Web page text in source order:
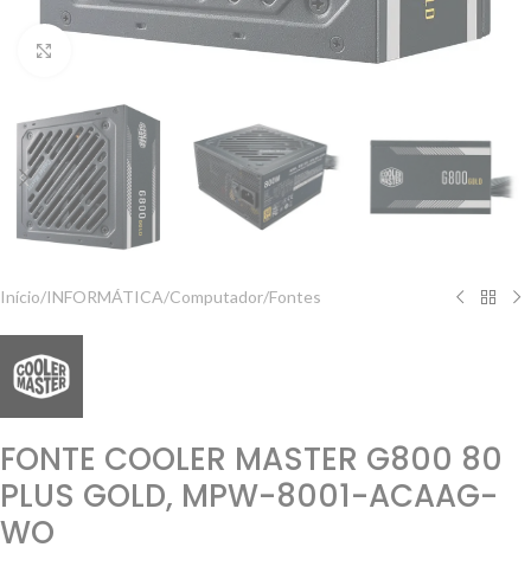
Clique para ampliar
Início/INFORMÁTICA/Computador/Fontes
FONTE COOLER MASTER G800 80
PLUS GOLD, MPW-8001-ACAAG-
WO